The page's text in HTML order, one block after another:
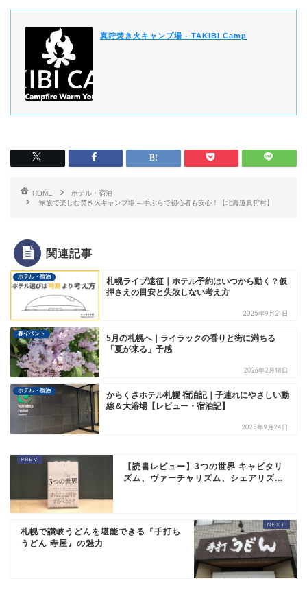
真狩焚き火キャンプ場 - TAKIBI Camp
HOME
ホテル・宿泊
家族で楽しむ焚き火キャンプ場 – 手ぶらで初心者も安心！【北海道真狩村】
関連記事
ホテル・宿泊
札幌ライブ遠征｜ホテル予約はいつから動く？仮
押さえの目安と失敗しない考え方
2025年9月21日
春イベント
5月の札幌へ｜ライラックの香りと街に満ちる
「夏が来る」予感
2026年2月18日
ホテル・宿泊
からくさホテル札幌 宿泊記｜子連れにやさしい動
線＆大浴場【レビュー・宿泊記】
2025年9月24日
【読書レビュー】3つの世界 キャピタリ
ズム、ヴァーチャリズム、シェアリズ...
札幌で讃岐うどんを堪能できる『手打ち
うどん 寺屋』の魅力